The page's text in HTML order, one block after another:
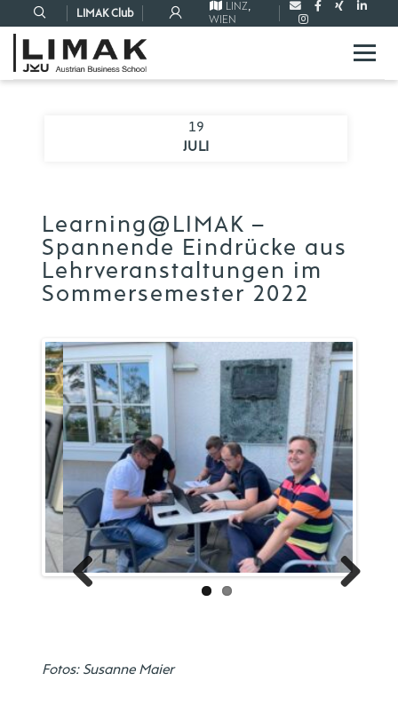
LIMAK Club
LINZ,
WIEN
19
JULI
Learning@LIMAK –
Spannende Eindrücke aus
Lehrveranstaltungen im
Sommersemester 2022
Fotos: Susanne Maier